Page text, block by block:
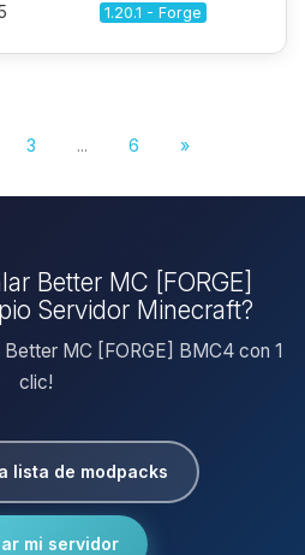
1.20.1 - Forge
3 ... 6 »
Better MC [FORGE]
Servidor Minecraft?
Better MC [FORGE] BMC4 con 1
clic!
lista de modpacks
mi servidor